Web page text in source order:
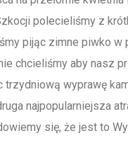
polecieliśmy z
pijąc zimne piwko
chcieliśmy aby nasz
wyprawę
najpopularniejsza
się, że jest to